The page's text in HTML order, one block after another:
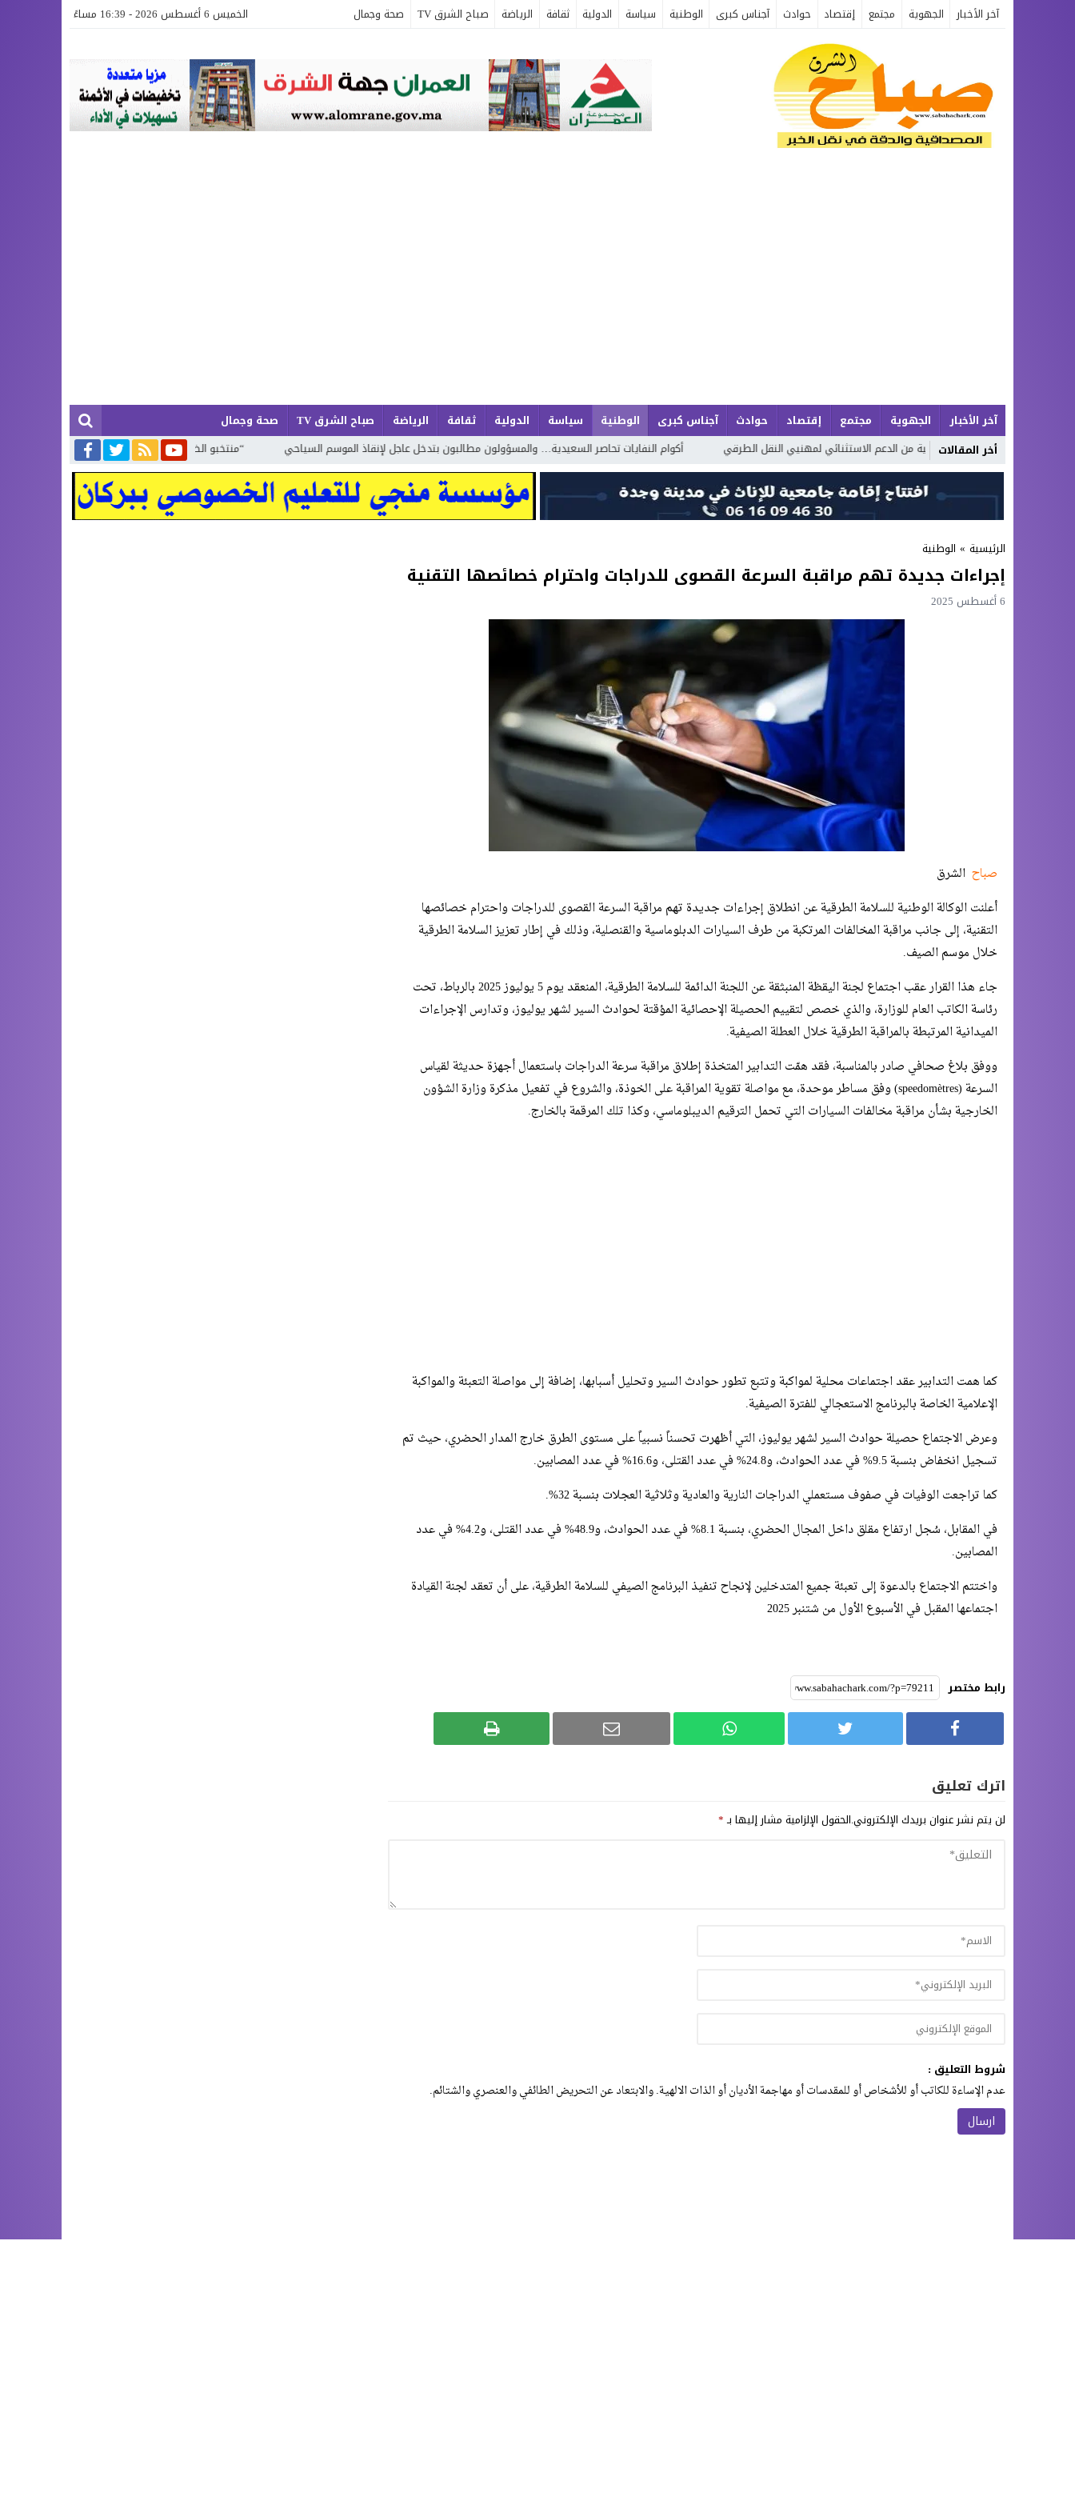
آخر الأخبار الجهوية مجتمع إقتصاد حوادث آجناس كبرى الوطنية سياسة الدولية ثقافة الرياضة صباح الشرق TV صحة وجمال الخميس 6 أغسطس 2026 - 16:39 مساءً
آخر الأخبار الجهوية مجتمع إقتصاد حوادث آجناس كبرى الوطنية سياسة الدولية ثقافة الرياضة صباح الشرق TV
صحة وجمال
أخر المقالات
إطلاق حصة إضافية من الدعم الاستثنائي لمهنيي النقل الطرقي أكوام النفايات تحاصر السعيدية… والمسؤولون مطالبون بتدخل عاجل لإنقاذ الموسم السياحي “منتخبو الظل” لا تلمس لهم أثرا في ميدان ولا تراهم في نشاط
الرئيسية » الوطنية
إجراءات جديدة تهم مراقبة السرعة القصوى للدراجات واحترام خصائصها التقنية
6 أغسطس 2025
صباح الشرق
أعلنت الوكالة الوطنية للسلامة الطرقية عن انطلاق إجراءات جديدة تهم مراقبة السرعة القصوى للدراجات واحترام خصائصها
التقنية، إلى جانب مراقبة المخالفات المرتكبة من طرف السيارات الدبلوماسية والقنصلية، وذلك في إطار تعزيز السلامة الطرقية
خلال موسم الصيف.
جاء هذا القرار عقب اجتماع لجنة اليقظة المنبثقة عن اللجنة الدائمة للسلامة الطرقية، المنعقد يوم 5 يوليوز 2025 بالرباط، تحت
رئاسة الكاتب العام للوزارة، والذي خصص لتقييم الحصيلة الإحصائية المؤقتة لحوادث السير لشهر يوليوز، وتدارس الإجراءات
الميدانية المرتبطة بالمراقبة الطرقية خلال العطلة الصيفية.
ووفق بلاغ صحافي صادر بالمناسبة، فقد همّت التدابير المتخذة إطلاق مراقبة سرعة الدراجات باستعمال أجهزة حديثة لقياس
السرعة (speedomètres) وفق مساطر موحدة، مع مواصلة تقوية المراقبة على الخوذة، والشروع في تفعيل مذكرة وزارة الشؤون
الخارجية بشأن مراقبة مخالفات السيارات التي تحمل الترقيم الديبلوماسي، وكذا تلك المرقمة بالخارج.
كما همت التدابير عقد اجتماعات محلية لمواكبة وتتبع تطور حوادث السير وتحليل أسبابها، إضافة إلى مواصلة التعبئة والمواكبة
الإعلامية الخاصة بالبرنامج الاستعجالي للفترة الصيفية.
وعرض الاجتماع حصيلة حوادث السير لشهر يوليوز، التي أظهرت تحسناً نسبياً على مستوى الطرق خارج المدار الحضري، حيث تم
تسجيل انخفاض بنسبة 9.5% في عدد الحوادث، و24.8% في عدد القتلى، و16.6% في عدد المصابين.
كما تراجعت الوفيات في صفوف مستعملي الدراجات النارية والعادية وثلاثية العجلات بنسبة 32%.
في المقابل، سُجل ارتفاع مقلق داخل المجال الحضري، بنسبة 8.1% في عدد الحوادث، و48.9% في عدد القتلى، و4.2% في عدد
المصابين.
واختتم الاجتماع بالدعوة إلى تعبئة جميع المتدخلين لإنجاح تنفيذ البرنامج الصيفي للسلامة الطرقية، على أن تعقد لجنة القيادة
اجتماعها المقبل في الأسبوع الأول من شتنبر 2025
رابط مختصر
اترك تعليق
لن يتم نشر عنوان بريدك الإلكتروني.الحقول الإلزامية مشار إليها بـ*
شروط التعليق :
عدم الإساءة للكاتب أو للأشخاص أو للمقدسات أو مهاجمة الأديان أو الذات الالهية. والابتعاد عن التحريض الطائفي والعنصري والشتائم.